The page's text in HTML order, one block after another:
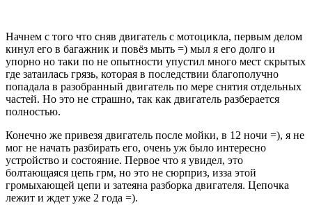
Начнем с того что сняв двигатель с мотоцикла, первым делом
кинул его в багажник и повёз мыть =) мыл я его долго и
упорно но таки по не опытности упустил много мест скрытых
где затаилась грязь, которая в последствии благополучно
попадала в разобранный двигатель по мере снятия отдельных
частей. Но это не страшно, так как двигатель разберается
полностью.
Конечно же привезя двигатель после мойки, в 12 ночи =), я не
мог не начать разбирать его, очень уж было интересно
устройство и состояние. Первое что я увидел, это
болтающаяся цепь грм, но это не сюрприз, изза этой
громыхающей цепи и затеяна разборка двигателя. Цепочка
лежит и ждет уже 2 года =).